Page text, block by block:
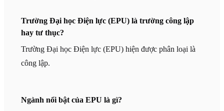
Trường Đại học Điện lực (EPU) là trường công lập
hay tư thục?
Trường Đại học Điện lực (EPU) hiện được phân loại là
công lập.
Ngành nổi bật của EPU là gì?